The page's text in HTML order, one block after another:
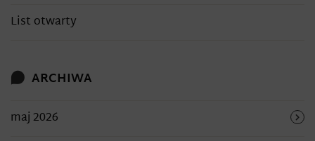
List otwarty
ARCHIWA
maj 2026